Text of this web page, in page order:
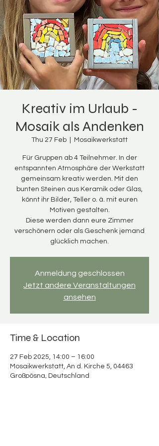
Kreativ im Urlaub -
Mosaik als Andenken
Thu 27 Feb Mosaikwerkstatt
Für Gruppen ab 4 Teilnehmer. In der
entspannten Atmosphäre der Werkstatt
gemeinsam kreativ werden. Mit den
bunten Steinen aus Keramik oder Glas,
könnt ihr Bilder, Teller o. ä. mit euren
Motiven gestalten.
Diese werden dann eure Zimmer
verschönern oder als Geschenk jemand
glücklich machen.
Anmeldung geschlossen
Jetzt andere Veranstaltungen
ansehen
Time & Location
27 Feb 2025, 14:00 – 16:00
Mosaikwerkstatt, An d. Kirche 5, 04463
Großpösna, Deutschland